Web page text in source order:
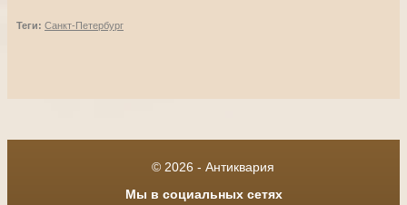
Теги: Санкт-Петербург
© 2026 - Антиквария
Мы в социальных сетях